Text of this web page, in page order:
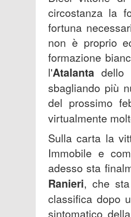
circostanza la
fortuna
non è proprio
formazione
l'Atalanta dello
sbagliando più
del prossimo
virtualmente
Sulla carta la
Immobile e
adesso sta
Ranieri, che
classifica dopo
sintomatico